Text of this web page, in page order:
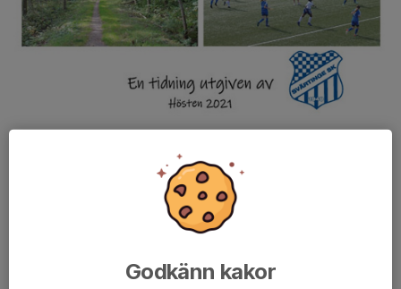
Utgiven hösten 2021 av Svärtinge Sportklubb
Vårt Svärtinge - Våren 2021
Godkänn kakor